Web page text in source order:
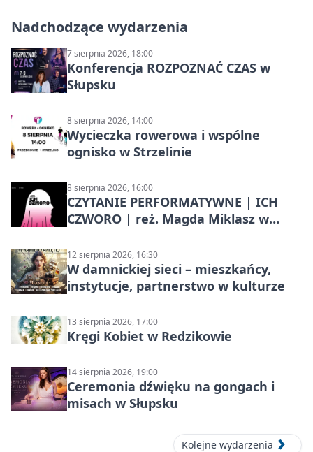
Nadchodzące wydarzenia
7 sierpnia 2026, 18:00
Konferencja ROZPOZNAĆ CZAS w
Słupsku
8 sierpnia 2026, 14:00
Wycieczka rowerowa i wspólne
ognisko w Strzelinie
8 sierpnia 2026, 16:00
CZYTANIE PERFORMATYWNE | ICH
CZWORO | reż. Magda Miklasz w
12 sierpnia 2026, 16:30
W damnickiej sieci – mieszkańcy,
instytucje, partnerstwo w kulturze
13 sierpnia 2026, 17:00
Kręgi Kobiet w Redzikowie
14 sierpnia 2026, 19:00
Ceremonia dźwięku na gongach i
misach w Słupsku
Kolejne wydarzenia